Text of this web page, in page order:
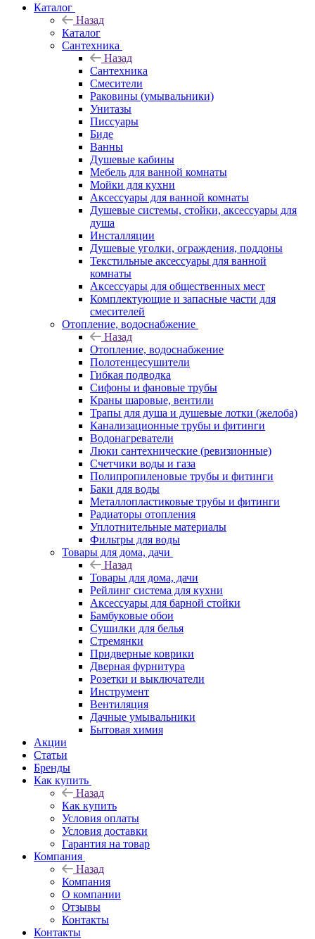
Каталог
Назад
Каталог
Сантехника
Назад
Сантехника
Смесители
Раковины (умывальники)
Унитазы
Писсуары
Биде
Ванны
Душевые кабины
Мебель для ванной комнаты
Мойки для кухни
Аксессуары для ванной комнаты
Душевые системы, стойки, аксессуары для
душа
Инсталляции
Душевые уголки, ограждения, поддоны
Текстильные аксессуары для ванной
комнаты
Аксессуары для общественных мест
Комплектующие и запасные части для
смесителей
Отопление, водоснабжение
Назад
Отопление, водоснабжение
Полотенцесушители
Гибкая подводка
Сифоны и фановые трубы
Краны шаровые, вентили
Трапы для душа и душевые лотки (желоба)
Канализационные трубы и фитинги
Водонагреватели
Люки сантехнические (ревизионные)
Счетчики воды и газа
Полипропиленовые трубы и фитинги
Баки для воды
Металлопластиковые трубы и фитинги
Радиаторы отопления
Уплотнительные материалы
Фильтры для воды
Товары для дома, дачи
Назад
Товары для дома, дачи
Рейлинг система для кухни
Аксессуары для барной стойки
Бамбуковые обои
Сушилки для белья
Стремянки
Придверные коврики
Дверная фурнитура
Розетки и выключатели
Инструмент
Вентиляция
Дачные умывальники
Бытовая химия
Акции
Статьи
Бренды
Как купить
Назад
Как купить
Условия оплаты
Условия доставки
Гарантия на товар
Компания
Назад
Компания
О компании
Отзывы
Контакты
Контакты